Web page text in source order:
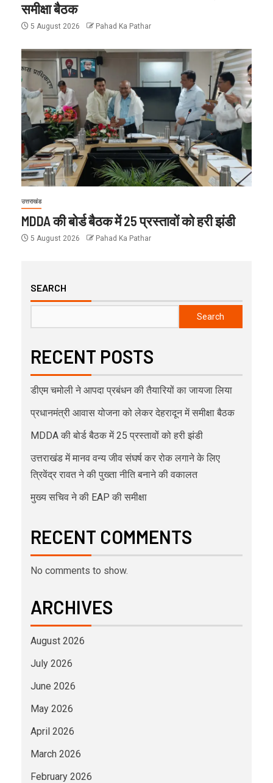
समीक्षा बैठक
5 August 2026 Pahad Ka Pathar
उत्तराखंड
MDDA की बोर्ड बैठक में 25 प्रस्तावों को हरी झंडी
5 August 2026 Pahad Ka Pathar
SEARCH
Search
RECENT POSTS
डीएम चमोली ने आपदा प्रबंधन की तैयारियों का जायजा लिया
प्रधानमंत्री आवास योजना को लेकर देहरादून में समीक्षा बैठक
MDDA की बोर्ड बैठक में 25 प्रस्तावों को हरी झंडी
उत्तराखंड में मानव वन्य जीव संघर्ष कर रोक लगाने के लिए
त्रिवेंद्र रावत ने की पुख्ता नीति बनाने की वकालत
मुख्य सचिव ने की EAP की समीक्षा
RECENT COMMENTS
No comments to show.
ARCHIVES
August 2026
July 2026
June 2026
May 2026
April 2026
March 2026
February 2026